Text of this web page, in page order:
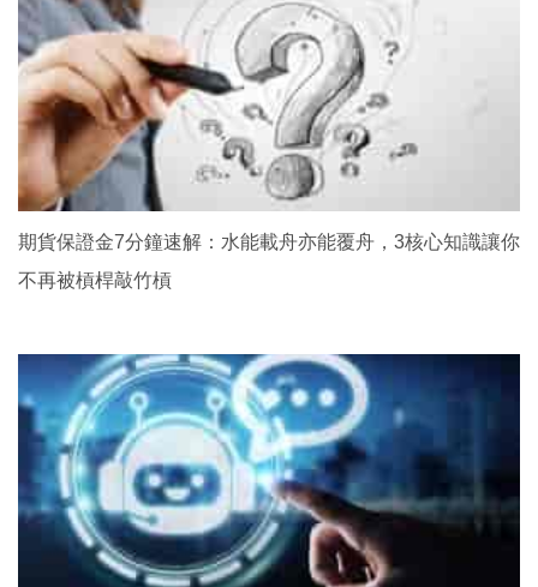
期貨保證金7分鐘速解：水能載舟亦能覆舟，3核心知識讓你
不再被槓桿敲竹槓